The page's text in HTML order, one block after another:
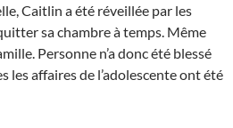
Caitlin a été réveillée par les
sa chambre à temps. Même
Personne n’a donc été blessé
les affaires de l’adolescente ont été